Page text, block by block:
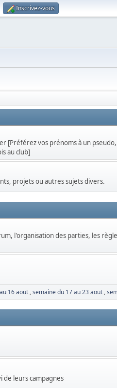
Inscrivez-vous
[Préférez vos prénoms à un
au club]
projets ou autres sujets divers.
l'organisation des parties, les
16 aout semaine du 17 au 23 aout
de leurs campagnes